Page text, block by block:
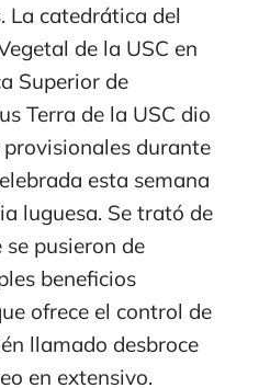
La catedrática del
de la USC en
Superior de
Terra de la USC dio
durante
esta semana
luguesa. Se trató de
se pusieron de
beneficios
ofrece el control de
llamado desbroce
en extensivo.